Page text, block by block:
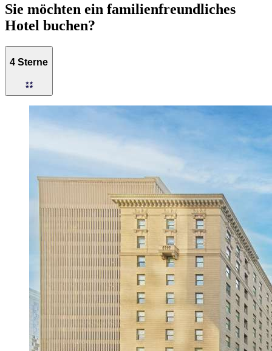
Sie möchten ein familienfreundliches
Hotel buchen?
4 Sterne